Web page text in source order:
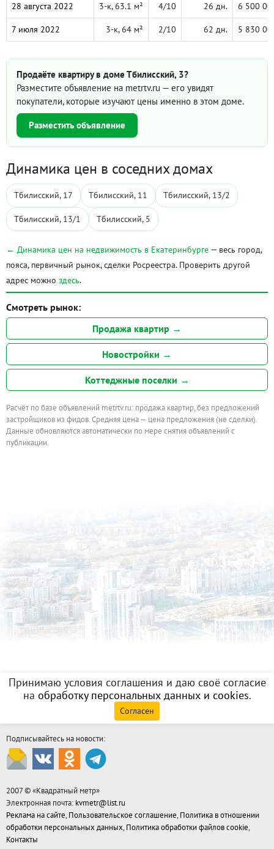
28 августа 2022 3-к, 63.1 м² 4/10 26 дн. 6 500
7 июля 2022 3-к, 64 м² 2/10 62 дн. 5 830
Продаёте квартиру в доме Тбилисский, 3?
Разместите объявление на metrtv.ru — его увидят
покупатели, которые изучают цены именно в этом доме.
Разместить объявление
Динамика цен в соседних домах
Тбилисский, 17 Тбилисский, 11 Тбилисский, 13/2
Тбилисский, 13/1 Тбилисский, 5
← Динамика цен на недвижимость в Екатеринбурге — весь город,
пояса, первичный рынок, сделки Росреестра. Проверить другой
адрес можно здесь.
Смотреть рынок:
Продажа квартир →
Новостройки →
Коттеджные поселки →
Расчёт по базе объявлений metrtv.ru: продажа квартир, без предложений
застройщиков из фидов. Средняя цена — цена предложения (не сделки).
Данные обновляются автоматически по мере снятия объявлений с
публикации.
Принимаю условия соглашения и даю своё согласие
на обработку персональных данных и cookies.
Согласен
Подписывайтесь на новости:
2007 © «Квадратный метр»
Электронная почта: kvmetr@list.ru
Реклама на сайте, Пользовательское соглашение, Политика в отношении
обработки персональных данных, Политика обработки файлов cookie,
Контакты